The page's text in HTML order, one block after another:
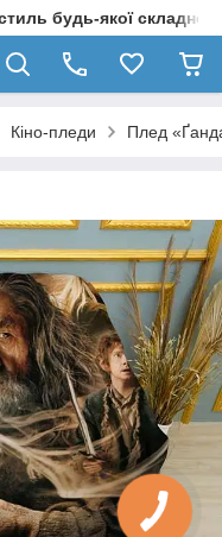
будь-якої
Кіно-пледи Плед